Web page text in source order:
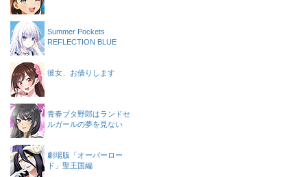
Summer Pockets
REFLECTION BLUE
彼女、お借りします
青春ブタ野郎はランドセ
ルガールの夢を見ない
劇場版「オーバーロー
ド」聖王国編